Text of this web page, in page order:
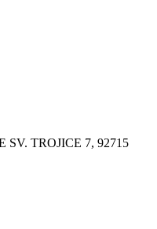
SV. TROJICE 7, 92715